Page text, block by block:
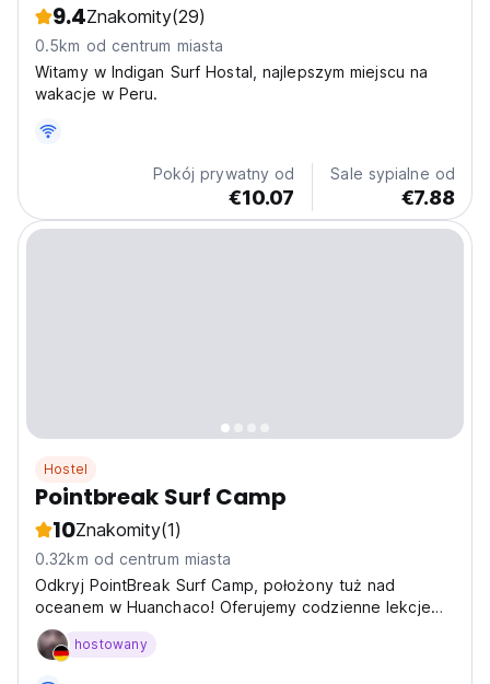
9.4Znakomity(29)
0.5km od centrum miasta
Witamy w Indigan Surf Hostal, najlepszym miejscu na
wakacje w Peru.
Pokój prywatny od
€10.07
Sale sypialne od
€7.88
Hostel
Pointbreak Surf Camp
10Znakomity(1)
0.32km od centrum miasta
Odkryj PointBreak Surf Camp, położony tuż nad
oceanem w Huanchaco! Oferujemy codzienne lekcje
surfingu i mnóstwo fantastycznych imprez
towarzyskich. To bez wątpienia jeden z najlepszych
hostowany